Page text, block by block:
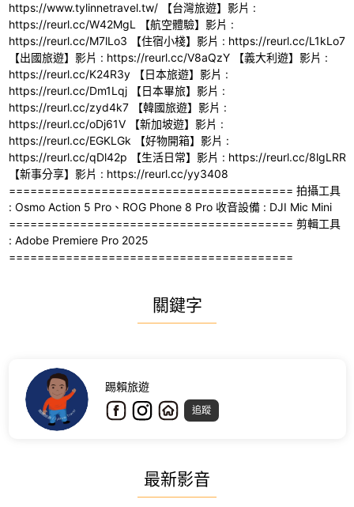
https://www.tylinnetravel.tw/ 【台灣旅遊】影片 :
https://reurl.cc/W42MgL 【航空體驗】影片 :
https://reurl.cc/M7lLo3 【住宿小棧】影片 : https://reurl.cc/L1kLo7
【出國旅遊】影片 : https://reurl.cc/V8aQzY 【義大利遊】影片 :
https://reurl.cc/K24R3y 【日本旅遊】影片 :
https://reurl.cc/Dm1Lqj 【日本畢旅】影片 :
https://reurl.cc/zyd4k7 【韓國旅遊】影片 :
https://reurl.cc/oDj61V 【新加坡遊】影片 :
https://reurl.cc/EGKLGk 【好物開箱】影片 :
https://reurl.cc/qDl42p 【生活日常】影片 : https://reurl.cc/8lgLRR
【新事分享】影片 : https://reurl.cc/yy3408
======================================== 拍攝工具
: Osmo Action 5 Pro、ROG Phone 8 Pro 收音設備 : DJI Mic Mini
======================================== 剪輯工具
: Adobe Premiere Pro 2025
========================================
關鍵字
踢賴旅遊
追蹤
最新影音